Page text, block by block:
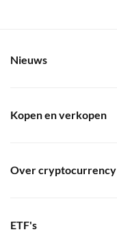
Nieuws
Kopen en verkopen
Over cryptocurrency
ETF's